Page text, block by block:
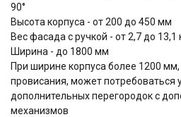
90°
Высота корпуса - от 200 до 450
Вес фасада с ручкой - от 2,7 до 13,1
Ширина - до 1800 мм
При ширине корпуса более 1200
провисания, может потребоваться
дополнительных перегородок с
механизмов